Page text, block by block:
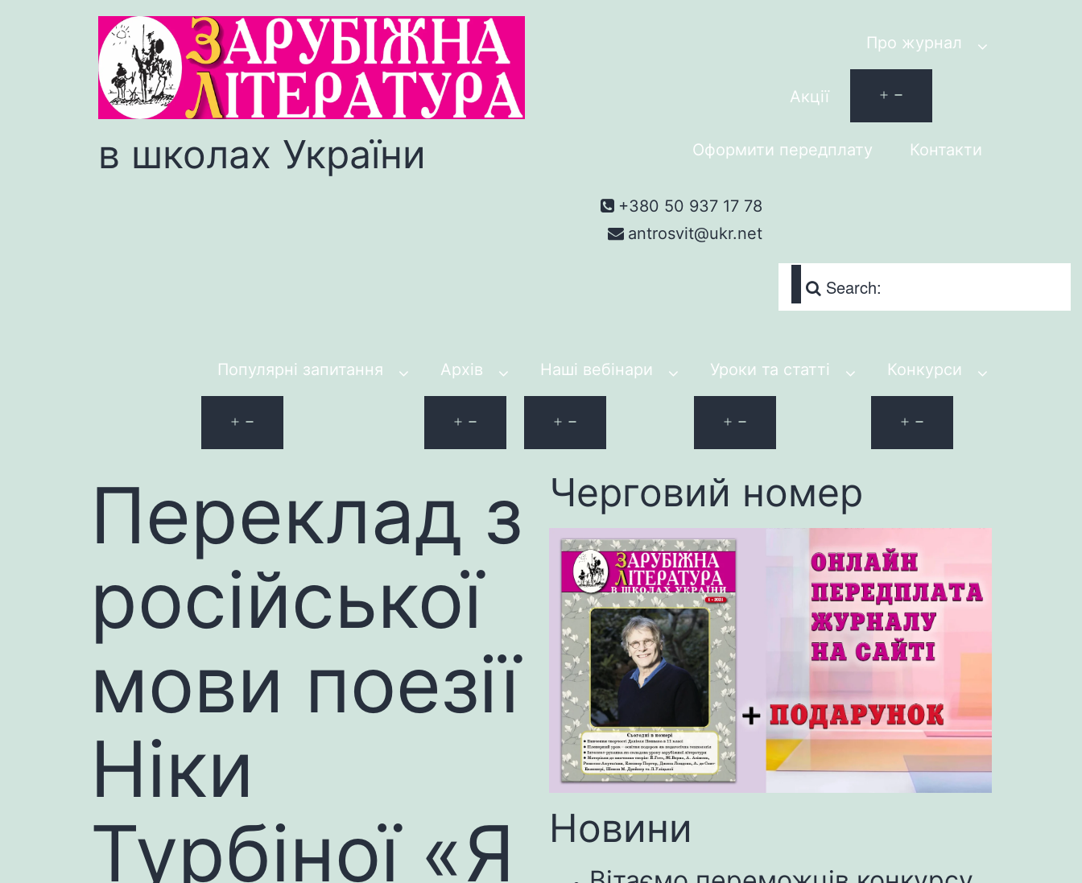
в школах України
Акції
Про журнал
Оформити передплату Контакти
+380 50 937 17 78
antrosvit@ukr.net
Search:
Популярні запитання Архів Наші вебінари Уроки та статті Конкурси
Переклад з
російської
мови поезії
Ніки
Турбіної «Я
Черговий номер
Новини